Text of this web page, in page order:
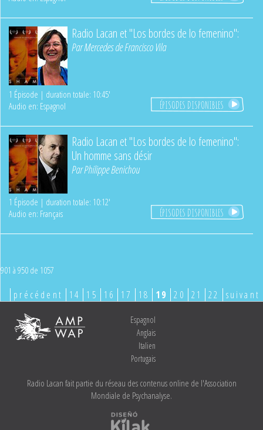
Radio Lacan et "Los bordes de lo femenino":
ParMercedes de Francisco Vila
1 Épisode | duration totale: 10:45'
Audio en: Espagnol
ÉPISODES DISPONIBLES
Radio Lacan et "Los bordes de lo femenino":
Un homme sans désir
ParPhilippe Benichou
1 Épisode | duration totale: 10:12'
Audio en: Français
ÉPISODES DISPONIBLES
901 à 950 de 1057
précédent 14 15 16 17 18 19 20 21 22 suivant
Espagnol
Anglais
Italien
Portugais
Radio Lacan fait partie du réseau des contenus online de l'Association
Mondiale de Psychanalyse.